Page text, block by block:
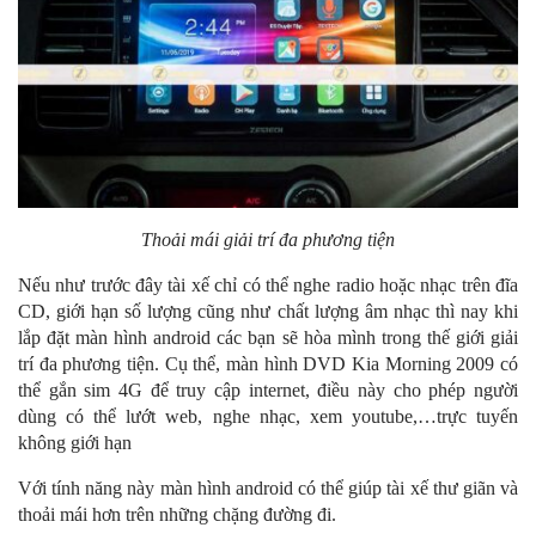
Thoải mái giải trí đa phương tiện
Nếu như trước đây tài xế chỉ có thể nghe radio hoặc nhạc trên đĩa
CD, giới hạn số lượng cũng như chất lượng âm nhạc thì nay khi
lắp đặt màn hình android các bạn sẽ hòa mình trong thế giới giải
trí đa phương tiện. Cụ thể, màn hình DVD Kia Morning 2009 có
thể gắn sim 4G để truy cập internet, điều này cho phép người
dùng có thể lướt web, nghe nhạc, xem youtube,…trực tuyến
không giới hạn
Với tính năng này màn hình android có thể giúp tài xế thư giãn và
thoải mái hơn trên những chặng đường đi.